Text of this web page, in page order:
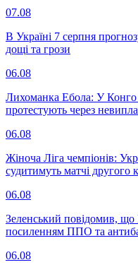
07.08
В Україні 7 серпня
дощі та грози
06.08
Лихоманка Ебола: У
протестують через
06.08
Жіноча Ліга чемпіонів:
судитимуть матчі другого
06.08
Зеленський повідомив, що
посиленням ППО та
06.08